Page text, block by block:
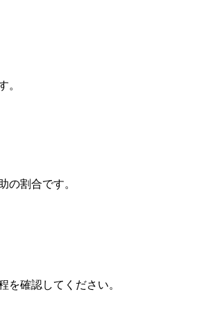
。
の割合です。
を確認してください。